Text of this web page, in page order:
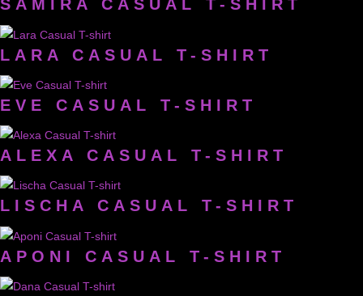
SAMIRA CASUAL T-SHIRT
LARA CASUAL T-SHIRT
EVE CASUAL T-SHIRT
ALEXA CASUAL T-SHIRT
LISCHA CASUAL T-SHIRT
APONI CASUAL T-SHIRT